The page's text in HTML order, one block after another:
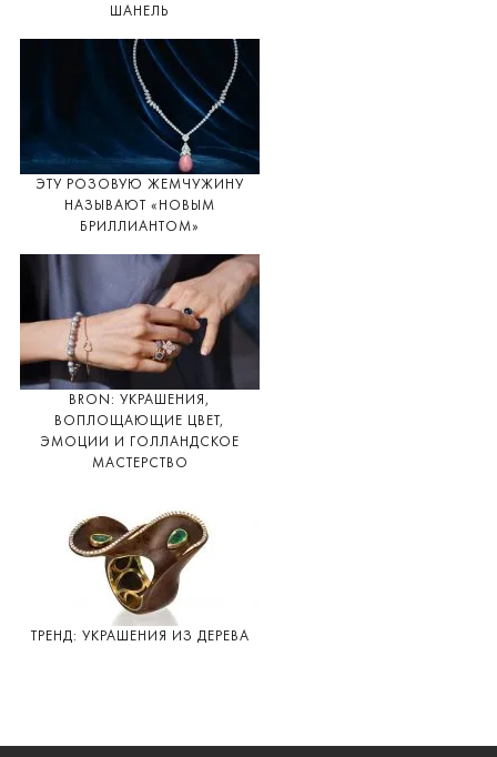
ШАНЕЛЬ
ЭТУ РОЗОВУЮ ЖЕМЧУЖИНУ
НАЗЫВАЮТ «НОВЫМ
БРИЛЛИАНТОМ»
BRON: УКРАШЕНИЯ,
ВОПЛОЩАЮЩИЕ ЦВЕТ,
ЭМОЦИИ И ГОЛЛАНДСКОЕ
МАСТЕРСТВО
ТРЕНД: УКРАШЕНИЯ ИЗ ДЕРЕВА